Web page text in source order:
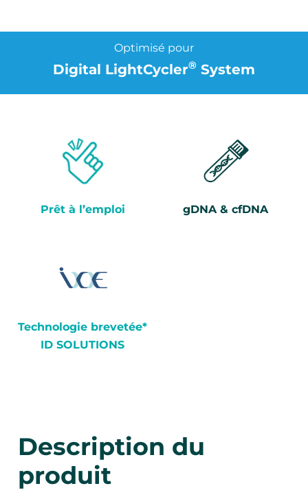
Optimisé pour
Digital LightCycler® System
Prêt à l’emploi gDNA & cfDNA
Technologie brevetée*
ID SOLUTIONS
Description du
produit